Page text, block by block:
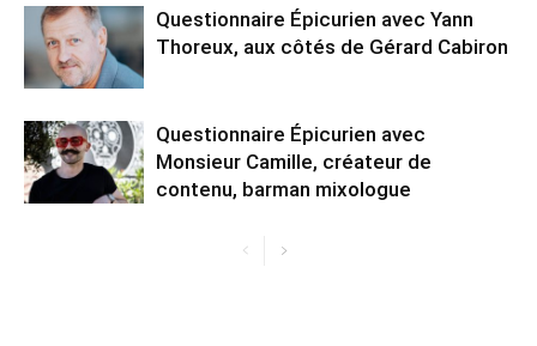
Questionnaire Épicurien avec Yann
Thoreux, aux côtés de Gérard Cabiron
Questionnaire Épicurien avec
Monsieur Camille, créateur de
contenu, barman mixologue